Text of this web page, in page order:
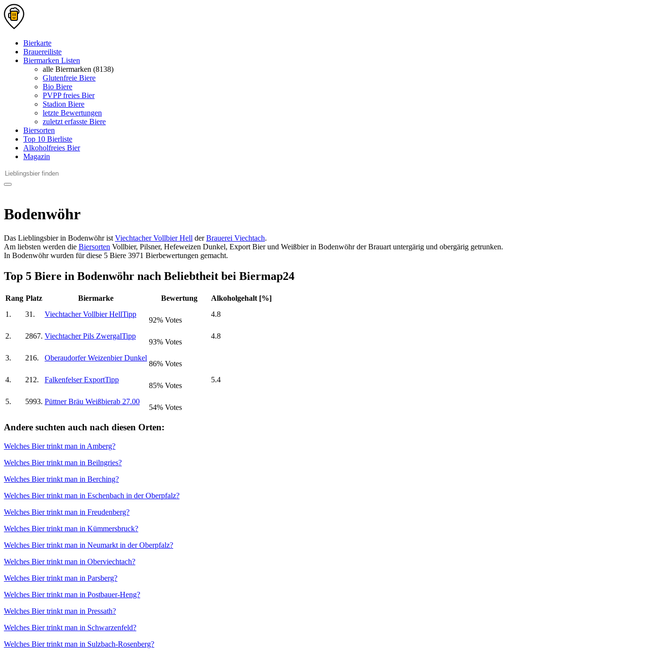
Bierkarte
Brauereiliste
Biermarken Listen
alle Biermarken (8138)
Glutenfreie Biere
Bio Biere
PVPP freies Bier
Stadion Biere
letzte Bewertungen
zuletzt erfasste Biere
Biersorten
Top 10 Bierliste
Alkoholfreies Bier
Magazin
Bodenwöhr
Das Lieblingsbier in Bodenwöhr ist Viechtacher Vollbier Hell derBrauerei Viechtach.
Am liebsten werden die Biersorten Vollbier, Pilsner, Hefeweizen Dunkel, Export Bier und Weißbier in Bodenwöhr der Brauart untergärig und obergärig getrunken.
In Bodenwöhr wurden für diese 5 Biere 3971 Bierbewertungen gemacht.
Top 5 Biere in Bodenwöhr nach Beliebtheit bei Biermap24
Rang Platz Biermarke Bewertung
Alkoholgehalt [%]
1.
31. Viechtacher Vollbier HellTipp
92% Votes
4.8
2. 2867. Viechtacher Pils ZwergalTipp
93% Votes
4.8
3. 216. Oberaudorfer Weizenbier Dunkel
86% Votes
4.
212. Falkenfelser ExportTipp
85% Votes
5.4
5. 5993. Püttner Bräu Weißbierab 27.00
54% Votes
Andere suchten auch nach diesen Orten:
Welches Bier trinkt man in Amberg?
Welches Bier trinkt man in Beilngries?
Welches Bier trinkt man in Berching?
Welches Bier trinkt man in Eschenbach in der Oberpfalz?
Welches Bier trinkt man in Freudenberg?
Welches Bier trinkt man in Kümmersbruck?
Welches Bier trinkt man in Neumarkt in der Oberpfalz?
Welches Bier trinkt man in Oberviechtach?
Welches Bier trinkt man in Parsberg?
Welches Bier trinkt man in Postbauer-Heng?
Welches Bier trinkt man in Pressath?
Welches Bier trinkt man in Schwarzenfeld?
Welches Bier trinkt man in Sulzbach-Rosenberg?